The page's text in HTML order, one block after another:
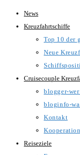
Zum
Inhalt
News
Kreuzfahrtschiffe
Top 10 der
Neue
Cruisecouple
blogger-
bloginfo-
Kontakt
Reiseziele